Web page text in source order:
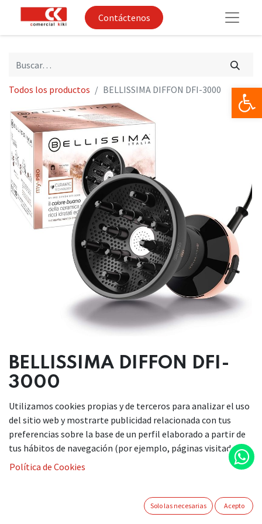
Contáctenos
Todos los productos BELLISSIMA DIFFON DFI-3000
BELLISSIMA DIFFON DFI-
3000
49,90€
Utilizamos cookies propias y de terceros para analizar el uso
del sitio web y mostrarte publicidad relacionada con tus
preferencias sobre la base de un perfil elaborado a partir de
tus hábitos de navegación (por ejemplo, páginas visitadas).
Política de Cookies
Solo las necesarias Acepto